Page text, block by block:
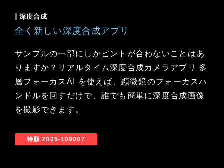
深度合成
全く新しい深度合成アプリ
サンプルの一部にしかピントが合わないことはあ
りますか？ リアルタイム深度合成カメラアプリ 多
層フォーカスAI
を使えば、顕微鏡のフォーカスハ
ンドルを回すだけで、誰でも簡単に深度合成画像
を撮影できます。
特願 2025-109007